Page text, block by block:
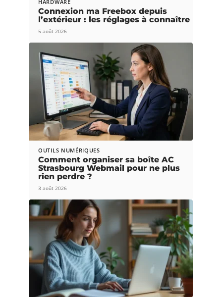
HARDWARE
Connexion ma Freebox depuis
l’extérieur : les réglages à connaître
5 août 2026
OUTILS NUMÉRIQUES
Comment organiser sa boîte AC
Strasbourg Webmail pour ne plus
rien perdre ?
3 août 2026